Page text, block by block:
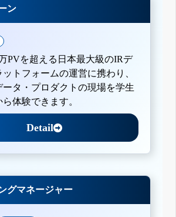
ン
PVを超える日本最大級のIRデ
ットフォームの運営に携わり、
ータ・プロダクトの現場を学生
体験できます。
Detail
グマネージャー